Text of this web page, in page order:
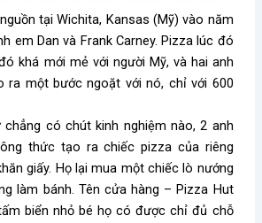
tại Wichita, Kansas (Mỹ) vào năm
em Dan và Frank Carney. Pizza lúc đó
khá mới mẻ với người Mỹ, và hai anh
ra một bước ngoặt với nó, chỉ với 600
chẳng có chút kinh nghiệm nào, 2 anh
thức tạo ra chiếc pizza của riêng
giấy. Họ lại mua một chiếc lò nướng
làm bánh. Tên cửa hàng – Pizza Hut
biển nhỏ bé họ có được chỉ đủ chỗ